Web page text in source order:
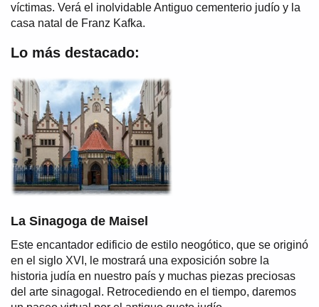
víctimas. Verá el inolvidable Antiguo cementerio judío y la
casa natal de Franz Kafka.
Lo más destacado:
La Sinagoga de Maisel
Este encantador edificio de estilo neogótico, que se originó
en el siglo XVI, le mostrará una exposición sobre la
historia judía en nuestro país y muchas piezas preciosas
del arte sinagogal. Retrocediendo en el tiempo, daremos